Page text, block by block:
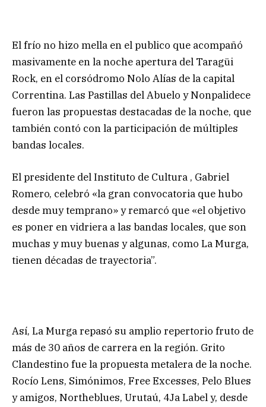
El frío no hizo mella en el publico que acompañó
masivamente en la noche apertura del Taragüi
Rock, en el corsódromo Nolo Alías de la capital
Correntina. Las Pastillas del Abuelo y Nonpalidece
fueron las propuestas destacadas de la noche, que
también contó con la participación de múltiples
bandas locales.
El presidente del Instituto de Cultura , Gabriel
Romero, celebró «la gran convocatoria que hubo
desde muy temprano» y remarcó que «el objetivo
es poner en vidriera a las bandas locales, que son
muchas y muy buenas y algunas, como La Murga,
tienen décadas de trayectoria”.
Así, La Murga repasó su amplio repertorio fruto de
más de 30 años de carrera en la región. Grito
Clandestino fue la propuesta metalera de la noche.
Rocío Lens, Simónimos, Free Excesses, Pelo Blues
y amigos, Northeblues, Urutaú, 4Ja Label y, desde